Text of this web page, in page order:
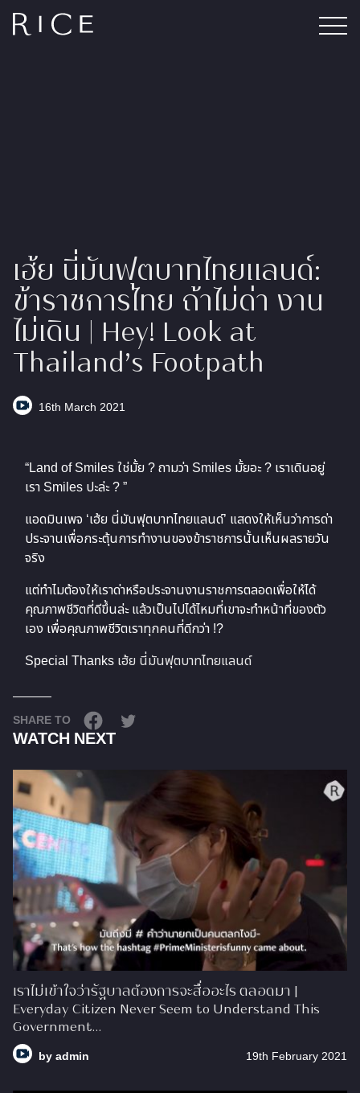
เฮ้ย นี่มันฟุตบาทไทยแลนด์:
ข้าราชการไทย ถ้าไม่ด่า งาน
ไม่เดิน | Hey! Look at
Thailand’s Footpath
16th March 2021
“Land of Smiles ใช่มั้ย ? ถามว่า Smiles มั้ยอะ ? เราเดินอยู่
เรา Smiles ปะล่ะ ? ”
แอดมินเพจ ‘เฮ้ย นี่มันฟุตบาทไทยแลนด์’ แสดงให้เห็นว่าการด่า
ประจานเพื่อกระตุ้นการทำงานของข้าราชการนั้นเห็นผลรายวัน
จริง
แต่ทำไมต้องให้เราด่าหรือประจานงานราชการตลอดเพื่อให้ได้
คุณภาพชีวิตที่ดีขึ้นล่ะ แล้วเป็นไปได้ไหมที่เขาจะทำหน้าที่ของตัว
เอง เพื่อคุณภาพชีวิตเราทุกคนที่ดีกว่า !?
Special Thanks เฮ้ย นี่มันฟุตบาทไทยแลนด์
SHARE TO
WATCH NEXT
เราไม่เข้าใจว่ารัฐบาลต้องการจะสื่ออะไร ตลอดมา |
Everyday Citizen Never Seem to Understand This
Government…
byadmin 19th February 2021